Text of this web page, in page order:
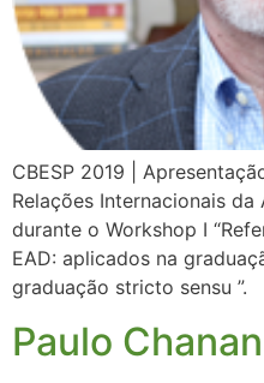
CBESP 2019 |
Relações Internacionais da
durante o Workshop I
EAD: aplicados na
graduação stricto sensu ”.
Paulo Chanan